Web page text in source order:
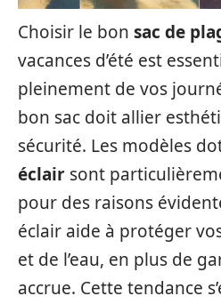
Choisir le bon sac de
vacances d’été est
pleinement de vos
bon sac doit allier
sécurité. Les modèles
éclair sont
pour des raisons
éclair aide à protéger
et de l’eau, en plus de
accrue. Cette tendance